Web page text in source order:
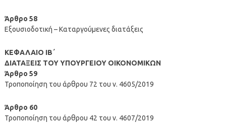
Άρθρο 58
Εξουσιοδοτική – Καταργούμενες διατάξεις
ΚΕΦΑΛΑΙΟ ΙΒ΄
ΔΙΑΤΑΞΕΙΣ ΤΟΥ ΥΠΟΥΡΓΕΙΟΥ ΟΙΚΟΝΟΜΙΚΩΝ
Άρθρο 59
Τροποποίηση του άρθρου 72 του ν. 4605/2019
Άρθρο 60
Τροποποίηση του άρθρου 42 του ν. 4607/2019